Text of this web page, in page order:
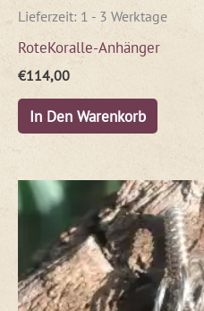
Lieferzeit: 1 - 3 Werktage
RoteKoralle-Anhänger
€114,00
In Den Warenkorb